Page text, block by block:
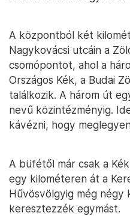
A központból két
Nagykovácsi utcáin a
csomópontot, ahol a
Országos Kék, a Budai
találkozik. A három út
nevű közintézményig.
kávézni, hogy
A büfétől már csak a
egy kilométeren át a
Hűvösvölgyig még négy
keresztezzék egymást.